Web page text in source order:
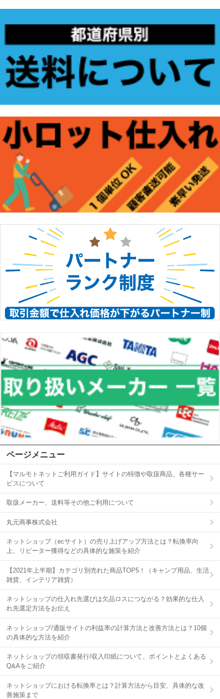
ページメニュー
【マルモトネットご利用ガイド】サイトの特徴や取扱商品、各種サー
ビスについて
取扱メーカー、送料等その他ご利用について
丸元商事株式会社
ネットショップ（ecサイト）の売り上げアップ方法とは？転換率向
上、リピーター獲得などの具体的な施策を紹介
【2021年上半期】カテゴリ別売れた商品TOP5！（キャンプ用品、生活
雑貨、インテリア雑貨）
ネットショップの仕入れ先選びは欠品ロスにつながる？効果的な仕入
れ先選定方法をお伝え
ネットショップ/通販サイトの利益率の計算方法と改善方法とは？10個
の具体的な方法を紹介
ネットショップの領収書発行/収入印紙について。ポイントとよくある
Q&Aをご紹介
ネットショップにおける転換率とは？計算方法から目安、具体的な改
善施策まで